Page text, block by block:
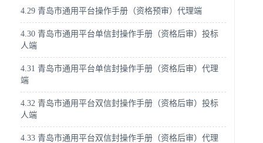
4.29 青岛市通用平台操作手册（资格预审）代理端
4.30 青岛市通用平台单信封操作手册（资格后审）投标
人端
4.31 青岛市通用平台单信封操作手册（资格后审）代理
端
4.32 青岛市通用平台双信封操作手册（资格后审）投标
人端
4.33 青岛市通用平台双信封操作手册（资格后审）代理